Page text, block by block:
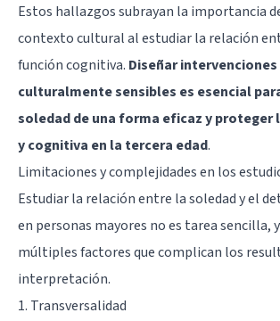
Estos hallazgos subrayan la importancia
contexto cultural al estudiar la relación
función cognitiva. Diseñar
culturalmente sensibles es esencial
soledad de una forma eficaz y proteger
y cognitiva en la tercera edad.
Limitaciones y complejidades en los
Estudiar la relación entre la soledad y el
en personas mayores no es tarea sencilla,
múltiples factores que complican los
interpretación.
1. Transversalidad